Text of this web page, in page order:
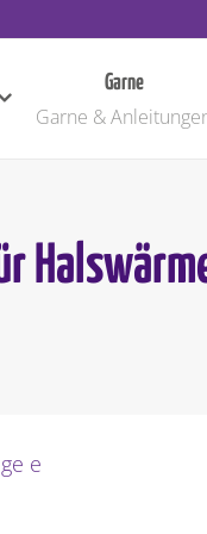
Garne
Garne &